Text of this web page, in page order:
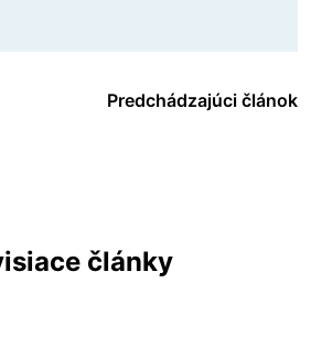
Predchádzajúci článok
články